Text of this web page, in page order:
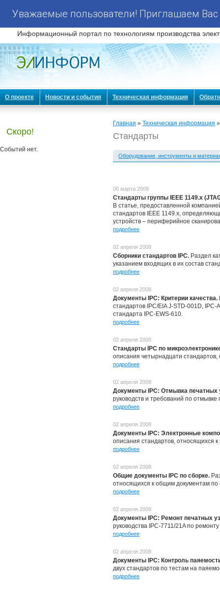
Уважаемые пользователи! Приглашаем
Информационный портал по технологиям производства
О проекте Новости и события Техническая информация
Скоро!
Событий нет.
Главная » Техническая информация
Стандарты
Оборудование, инструменты и
06 марта 2009
Стандарты группы IEEE 1149.x
В статье, предоставленной
стандартов IEEE 1149.х,
устройств – периферийное
подробнее
02 апреля 2008
Сборники стандартов IPC. Раздел
указанием входящих в их состав
подробнее
02 апреля 2008
Документы IPC: Критерии качества.
стандартов IPC/EIA J-STD-001D,
стандарта IPC-EWS-610.
подробнее
02 апреля 2008
Стандарты IPC по
описания четырнадцати
подробнее
02 апреля 2008
Документы IPC: Отмывка печатных
руководств и требований по
подробнее
02 апреля 2008
Документы IPC: Электронные
описания стандартов, относящихся
подробнее
02 апреля 2008
Общие документы IPC по сборке.
относящихся к общим документам по
подробнее
02 апреля 2008
Документы IPС: Ремонт печатных
руководства IPC-7711/21A по
подробнее
02 апреля 2008
Документы IPC: Контроль
двух стандартов по тестам на
подробнее